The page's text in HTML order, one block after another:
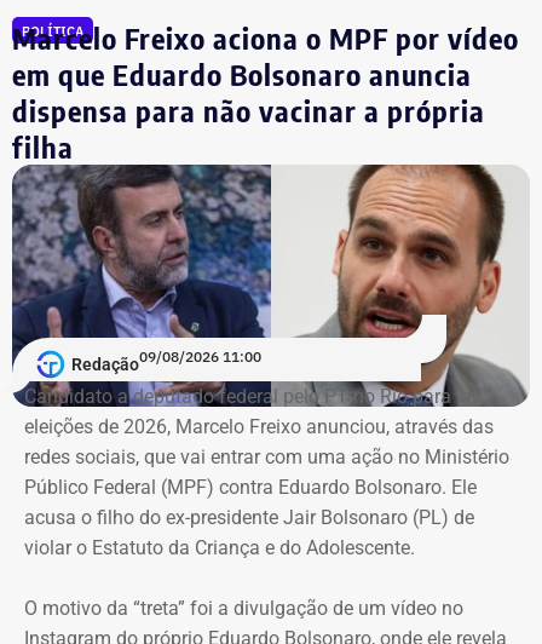
prefeito do Rio.
A coordenação de campanha de Paes publicou uma nota
anunciando a desistência.
“A coordenação de campanha da coligação ‘Juntos Para
Mudar, Coragem para Reconstruir’ decidiu, seguindo
orientação do departamento jurídico, que o candidato
Eduardo Paes não vai participar de debates e sabatinas
antes do início oficial da campanha e da confirmação
dos registros de candidaturas pela Justiça Eleitoral”, diz a
nota.
O recado é direto. Na última quinta-feira (06), o promotor
Alexey Kolouboff pediu à Justiça urgência para executar
a condenação por improbidade administrativa de
Garotinho e comunicar à Justiça Eleitoral a suspensão de
seus direitos políticos por oito anos.
O MP alega que Garotinho está inelegível desde 2025,
quando o ministro Dias Toffoli, do Supremo Tribunal
POLÍTICA
Marcelo Freixo aciona o MPF por vídeo
em que Eduardo Bolsonaro anuncia
dispensa para não vacinar a própria
filha
Redação09/08/2026 11:00
Candidato a deputado federal pelo PT no Rio para as
eleições de 2026, Marcelo Freixo anunciou, através das
redes sociais, que vai entrar com uma ação no Ministério
Público Federal (MPF) contra Eduardo Bolsonaro. Ele
acusa o filho do ex-presidente Jair Bolsonaro (PL) de
violar o Estatuto da Criança e do Adolescente.
O motivo da “treta” foi a divulgação de um vídeo no
Instagram do próprio Eduardo Bolsonaro, onde ele revela